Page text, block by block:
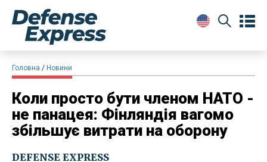
Головна Новини
Коли просто бути членом НАТО -
не панацея: Фінляндія вагомо
збільшує витрати на оборону
DEFENSE EXPRESS